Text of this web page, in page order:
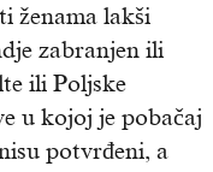
ženama lakši
zabranjen ili
ili Poljske
u kojoj je pobačaj
potvrđeni, a